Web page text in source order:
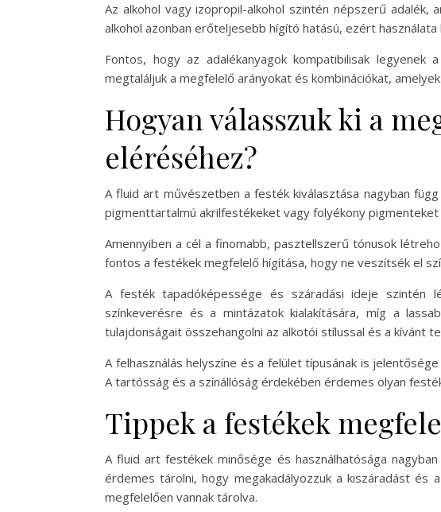
Az alkohol vagy izopropil-alkohol szintén népszerű adalék,
alkohol azonban erőteljesebb hígító hatású, ezért
Fontos, hogy az adalékanyagok kompatibilisak
megtaláljuk a megfelelő arányokat és kombinációkat,
Hogyan válasszuk ki a
eléréséhez?
A fluid art művészetben a festék kiválasztása nagyban
pigmenttartalmú akrilfestékeket vagy folyékony
Amennyiben a cél a finomabb, pasztellszerű tónusok
fontos a festékek megfelelő hígítása, hogy ne veszítsék el
A festék tapadóképessége és száradási ideje szintén
színkeverésre és a mintázatok kialakítására, míg a
tulajdonságait összehangolni az alkotói stílussal és a kívánt
A felhasználás helyszíne és a felület típusának is
A tartósság és a színállóság érdekében érdemes olyan
Tippek a festékek
A fluid art festékek minősége és használhatósága
érdemes tárolni, hogy megakadályozzuk a kiszáradást és
megfelelően vannak tárolva.